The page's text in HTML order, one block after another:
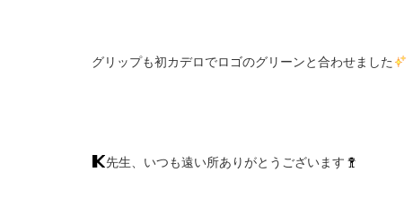
グリップも初カデロでロゴのグリーンと合わせました
先生、いつも遠い所ありがとうございます